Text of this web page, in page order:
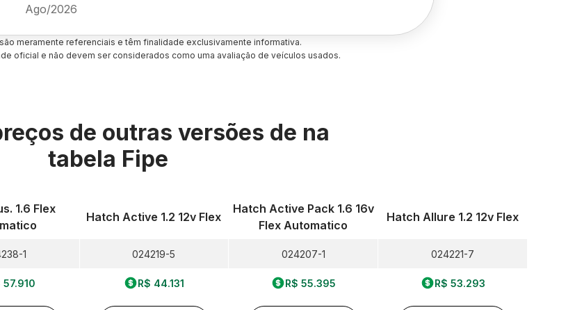
Ago/2026
meramente referenciais e têm finalidade exclusivamente informativa.
oficial e não devem ser considerados como uma avaliação de veículos usados.
de outras versões de na
tabela Fipe
1.6 Flex
1
57.910
Hatch Active 1.2 12v Flex
024219-5
R$ 44.131
Hatch Active Pack 1.6 16v
Flex Automatico
024207-1
R$ 55.395
Hatch Allure 1.2 12v Flex
024221-7
R$ 53.293